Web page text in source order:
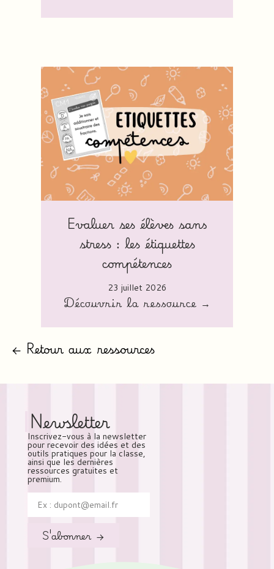
Evaluer ses élèves sans
stress : les étiquettes
compétences
23 juillet 2026
Découvrir la ressource →
← Retour aux ressources
Newsletter
Inscrivez-vous à la newsletter
pour recevoir des idées et des
outils pratiques pour la classe,
ainsi que les dernières
ressources gratuites et
premium.
S'abonner →